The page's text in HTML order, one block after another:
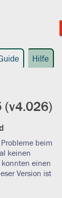
Hilfe
(v4.026)
beim
keinen
konnten einen
Version ist